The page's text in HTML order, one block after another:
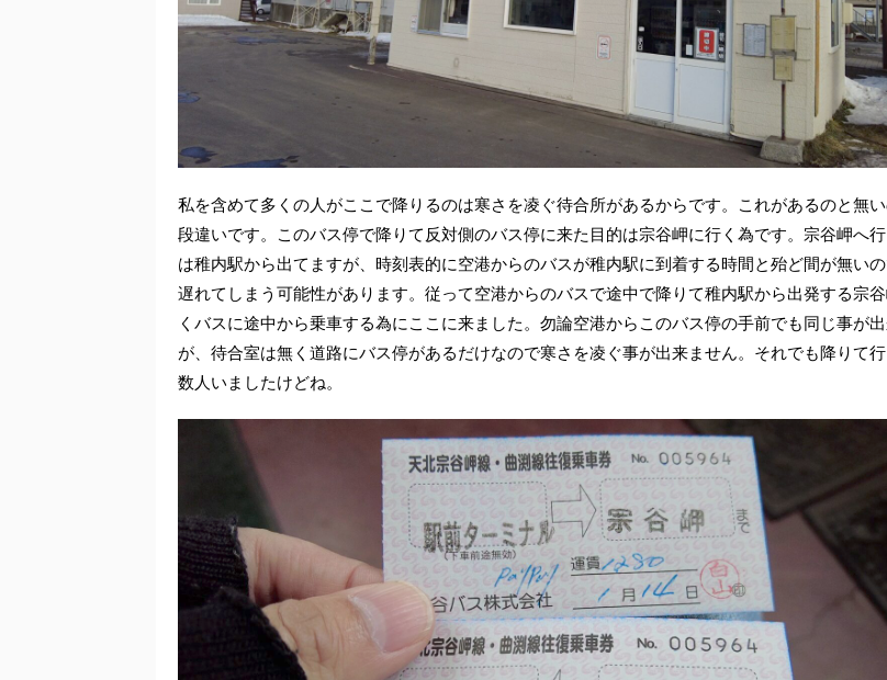
私を含めて多くの人がここで降りるのは寒さを凌ぐ待合所があるからです。これがあるのと無
段違いです。このバス停で降りて反対側のバス停に来た目的は宗谷岬に行く為です。宗谷岬へ
は稚内駅から出てますが、時刻表的に空港からのバスが稚内駅に到着する時間と殆ど間が無い
遅れてしまう可能性があります。従って空港からのバスで途中で降りて稚内駅から出発する宗
くバスに途中から乗車する為にここに来ました。勿論空港からこのバス停の手前でも同じ事が
が、待合室は無く道路にバス停があるだけなので寒さを凌ぐ事が出来ません。それでも降りて
数人いましたけどね。